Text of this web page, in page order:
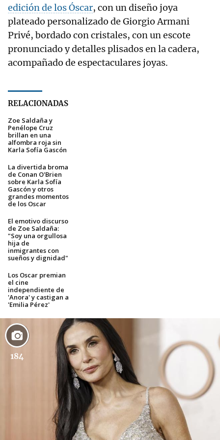
edición de los Óscar, con un diseño joya
plateado personalizado de Giorgio Armani
Privé, bordado con cristales, con un escote
pronunciado y detalles plisados en la cadera,
acompañado de espectaculares joyas.
RELACIONADAS
Zoe Saldaña y
Penélope Cruz
brillan en una
alfombra roja sin
Karla Sofía Gascón
La divertida broma
de Conan O'Brien
sobre Karla Sofía
Gascón y otros
grandes momentos
de los Oscar
El emotivo discurso
de Zoe Saldaña:
"Soy una orgullosa
hija de
inmigrantes con
sueños y dignidad"
Los Oscar premian
el cine
independiente de
'Anora' y castigan a
'Emilia Pérez'
184